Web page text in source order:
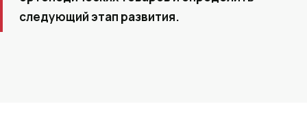
следующий этап развития.